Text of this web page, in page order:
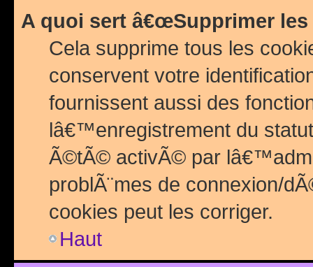
A quoi sert â€œSupprimer les
Cela supprime tous les
conservent votre
fournissent aussi des
lâ€™enregistrement du
Ã©tÃ© activÃ© par
problÃ¨mes de connexion/
cookies peut les corriger.
Haut